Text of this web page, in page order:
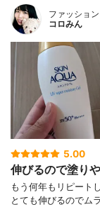
ファッショ
コロみん
5.00
伸びるので塗り
もう何年もリピート
とても伸びるのでム